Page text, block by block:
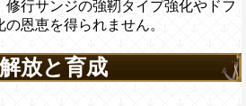
行サンジの強靭タイプ強化やドフ
恩恵を得られません。
放と育成